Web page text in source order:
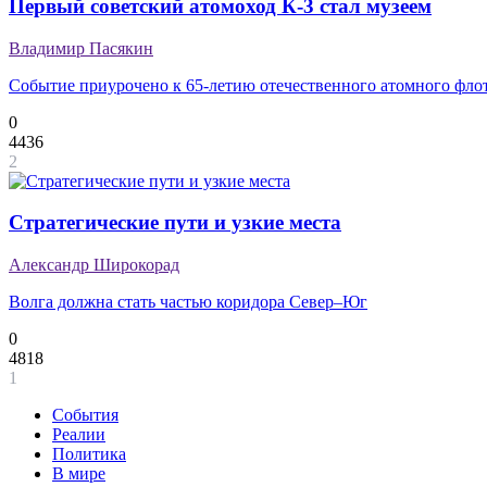
Первый советский атомоход К-3 стал музеем
Владимир Пасякин
Событие приурочено к 65-летию отечественного атомного
0
4436
2
Стратегические пути и узкие места
Александр Широкорад
Волга должна стать частью коридора Север–Юг
0
4818
1
События
Реалии
Политика
В мире